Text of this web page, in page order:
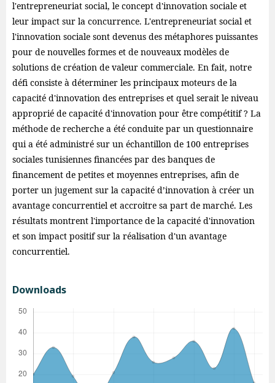
l'entrepreneuriat social, le concept d'innovation sociale et
leur impact sur la concurrence. L'entrepreneuriat social et
l'innovation sociale sont devenus des métaphores puissantes
pour de nouvelles formes et de nouveaux modèles de
solutions de création de valeur commerciale. En fait, notre
défi consiste à déterminer les principaux moteurs de la
capacité d'innovation des entreprises et quel serait le niveau
approprié de capacité d'innovation pour être compétitif ? La
méthode de recherche a été conduite par un questionnaire
qui a été administré sur un échantillon de 100 entreprises
sociales tunisiennes financées par des banques de
financement de petites et moyennes entreprises, afin de
porter un jugement sur la capacité d’innovation à créer un
avantage concurrentiel et accroitre sa part de marché. Les
résultats montrent l'importance de la capacité d'innovation
et son impact positif sur la réalisation d'un avantage
concurrentiel.
Downloads